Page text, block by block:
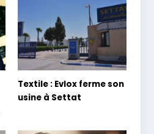
Textile : Evlox ferme son
usine à Settat